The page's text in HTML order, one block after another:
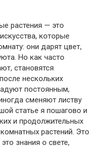
растения — это
которые
они дарят цвет,
Но как часто
становятся
нескольких
постоянным,
сменяют листву
статье я пошагово и
и продолжительных
растений. Это
знания о свете,